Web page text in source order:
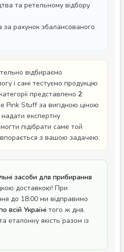
та ретельному відбору
за рахунок збалансованого
відбираємо
і самі тестуємо продукцію
представлено 2
Pink Stuff за вигідною ціною
надати експертну
підібрати саме той
з вашою задачею.
засоби для прибирання
доставкою! При
до 18:00 ми відправимо
Україні того ж дня.
еталонну якість разом із